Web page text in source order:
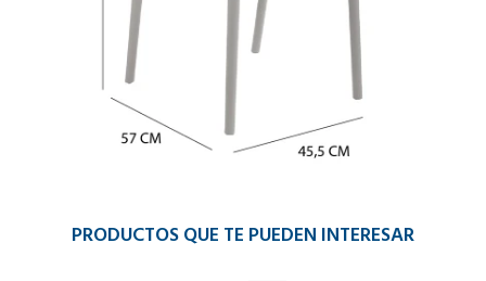
PRODUCTOS QUE TE PUEDEN INTERESAR